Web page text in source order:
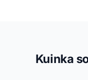
Kuinka